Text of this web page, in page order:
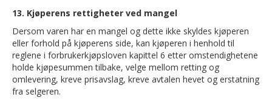
13. Kjøperens rettigheter ved mangel
Dersom varen har en mangel og dette ikke skyldes kjøperen
eller forhold på kjøperens side, kan kjøperen i henhold til
reglene i forbrukerkjøpsloven kapittel 6 etter omstendighetene
holde kjøpesummen tilbake, velge mellom retting og
omlevering, kreve prisavslag, kreve avtalen hevet og erstatning
fra selgeren.